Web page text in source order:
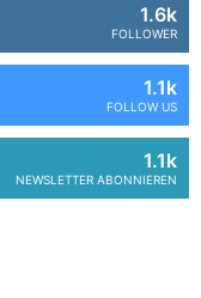
1.6k
FOLLOWER
1.1k
FOLLOW US
1.1k
NEWSLETTER ABONNIEREN